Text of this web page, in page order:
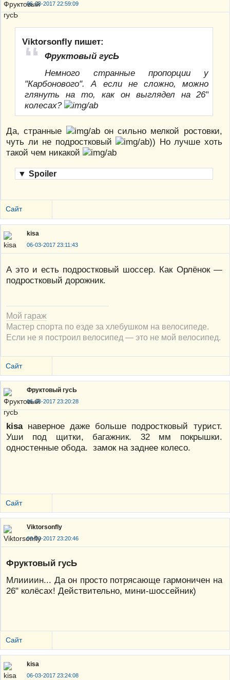
06-03-2017 22:59:09
Viktorsonfly пишет:
Фруктовый гусЬ
Немного странные пропорции у
"Карбонового". А если не сложно, можно
глянуть на то, как он выглядел на 26"
колесах?
Да, странные
он сильно мелкой ростовки,
чуть ли не подростковый
)) Но лучше хоть
такой чем никакой
▼ Spoiler
Сайт
kisa
06-03-2017 23:11:43
А это и есть подростковый шоссер. Как Орлёнок —
подростковый дорожник.
Мой гараж
Мастер спорта по езде за хлебушком на велосипеде.
Если не я построил велосипед — это не мой велосипед.
Сайт
Фруктовый гусЬ
06-03-2017 23:20:28
kisaнаверное даже больше подростковый турист.
Уши под щитки, багажник. 32 мм покрышки.
одностенные обода. замок на заднее колесо.
Сайт
Viktorsonfly
06-03-2017 23:20:46
Фруктовый гусЬ
Млиииин... Да он просто потрясающе гармоничен на
26" колёсах! Действительно, мини-шоссейник)
Сайт
kisa
06-03-2017 23:24:08